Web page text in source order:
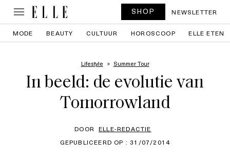
SHOP NEWSLETTER
MODE BEAUTY CULTUUR HOROSCOOP ELLE ETEN
Lifestyle Summer Tour
In beeld: de evolutie van
Tomorrowland
DOOR ELLE-REDACTIE
GEPUBLICEERD OP : 31/07/2014